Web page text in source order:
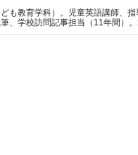
も教育学科）。児童英語講師、
、学校訪問記事担当（11年間）
ザー。